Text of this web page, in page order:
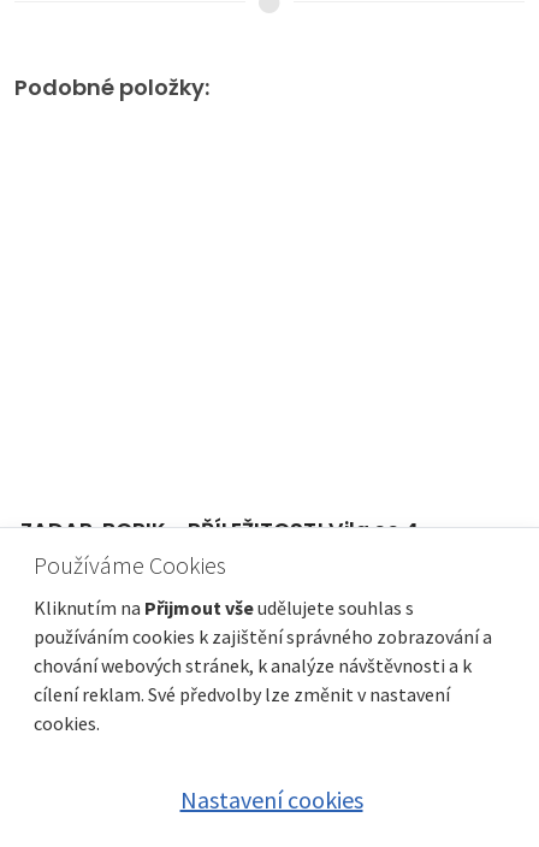
Podobné položky:
ZADAR, BORIK - PŘÍLEŽITOST! Vila se 4
prostornými apartmány a výhledem na
Cena1 650 000 € Vzdálenost od moře
500 m
Plocha celkem
386 m² Obec, část obce
Zadar
Používáme Cookies
Kliknutím na Přijmout všeudělujete souhlas s
používáním cookies k zajištění správného zobrazování a
chování webových stránek, k analýze návštěvnosti a k
cílení reklam. Své předvolby lze změnit v nastavení
cookies.
Nastavení cookies